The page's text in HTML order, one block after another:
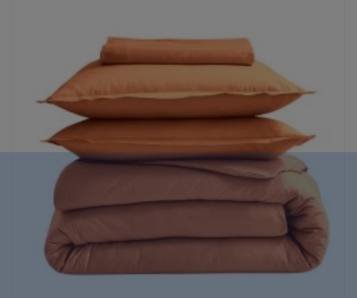
(2 avis)